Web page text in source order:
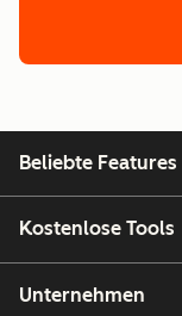
Beliebte Features
Kostenlose Tools
Unternehmen